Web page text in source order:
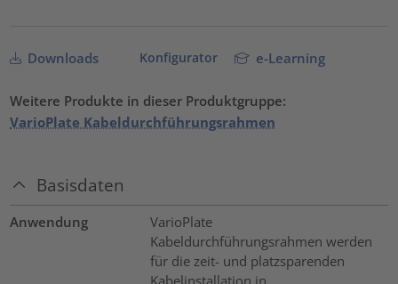
Downloads Konfigurator e-Learning
Weitere Produkte in dieser Produktgruppe:
VarioPlate Kabeldurchführungsrahmen
Basisdaten
Anwendung
VarioPlate
Kabeldurchführungsrahmen werden
für die zeit- und platzsparenden
Kabelinstallation in